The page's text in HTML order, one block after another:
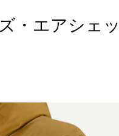
エアシェ